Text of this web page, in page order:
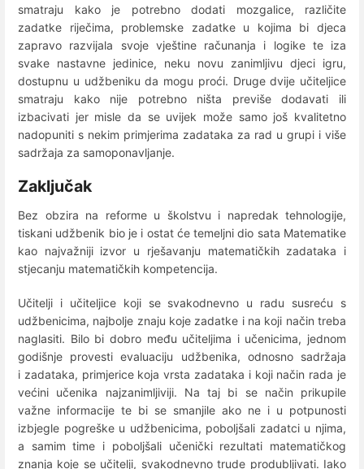
smatraju kako je potrebno dodati mozgalice, različite
zadatke riječima, problemske zadatke u kojima bi djeca
zapravo razvijala svoje vještine računanja i logike te iza
svake nastavne jedinice, neku novu zanimljivu djeci igru,
dostupnu u udžbeniku da mogu proći. Druge dvije učiteljice
smatraju kako nije potrebno ništa previše dodavati ili
izbacivati jer misle da se uvijek može samo još kvalitetno
nadopuniti s nekim primjerima zadataka za rad u grupi i više
sadržaja za samoponavljanje.
Zaključak
Bez obzira na reforme u školstvu i napredak tehnologije,
tiskani udžbenik bio je i ostat će temeljni dio sata Matematike
kao najvažniji izvor u rješavanju matematičkih zadataka i
stjecanju matematičkih kompetencija.
Učitelji i učiteljice koji se svakodnevno u radu susreću s
udžbenicima, najbolje znaju koje zadatke i na koji način treba
naglasiti. Bilo bi dobro među učiteljima i učenicima, jednom
godišnje provesti evaluaciju udžbenika, odnosno sadržaja
i zadataka, primjerice koja vrsta zadataka i koji način rada je
većini učenika najzanimljiviji. Na taj bi se način prikupile
važne informacije te bi se smanjile ako ne i u potpunosti
izbjegle pogreške u udžbenicima, poboljšali zadatci u njima,
a samim time i poboljšali učenički rezultati matematičkog
znanja koje se učitelji, svakodnevno trude produbljivati. Iako